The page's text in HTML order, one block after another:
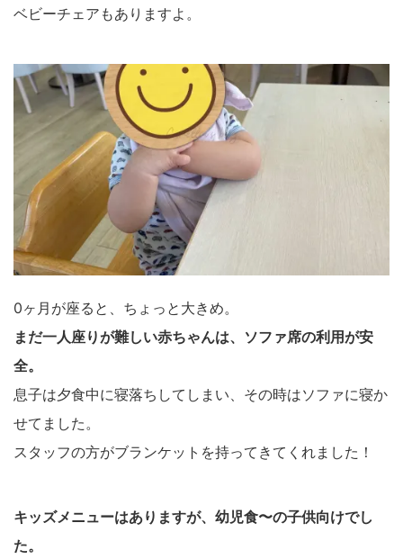
ベビーチェアもありますよ。
0ヶ月が座ると、ちょっと大きめ。
まだ一人座りが難しい赤ちゃんは、ソファ席の利用が安
全。
息子は夕食中に寝落ちしてしまい、その時はソファに寝か
せてました。
スタッフの方がブランケットを持ってきてくれました！
キッズメニューはありますが、幼児食〜の子供向けでし
た。